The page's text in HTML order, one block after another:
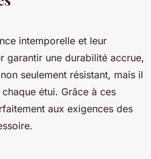
intemporelle et leur
garantir une durabilité accrue,
seulement résistant, mais il
étui. Grâce à ces
aux exigences des